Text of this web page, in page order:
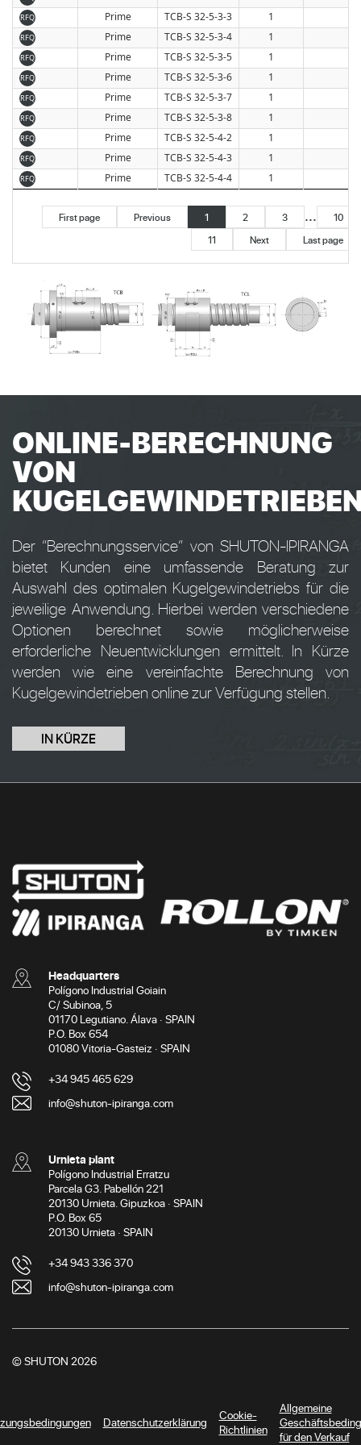
RFQ Prime TCB-S 32-5-3-3 1
RFQ Prime TCB-S 32-5-3-4 1
RFQ Prime TCB-S 32-5-3-5 1
RFQ Prime TCB-S 32-5-3-6 1
RFQ Prime TCB-S 32-5-3-7 1
RFQ Prime TCB-S 32-5-3-8 1
RFQ Prime TCB-S 32-5-4-2 1
RFQ Prime TCB-S 32-5-4-3 1
RFQ Prime TCB-S 32-5-4-4 1
First page Previous 1 2 3 ...
10
11
Next Last page
ONLINE-BERECHNUNG
VON
Der “Berechnungsservice” von SHUTON-IPIRANGA
bietet Kunden eine umfassende Beratung zur
Auswahl des optimalen Kugelgewindetriebs für die
jeweilige Anwendung. Hierbei werden verschiedene
Optionen berechnet sowie möglicherweise
erforderliche Neuentwicklungen ermittelt. In Kürze
werden wie eine vereinfachte Berechnung von
Kugelgewindetrieben online zur Verfügung stellen.
IN KÜRZE
Headquarters
Polígono Industrial Goiain
C/ Subinoa, 5
01170 Legutiano. Álava · SPAIN
P.O. Box 654
01080 Vitoria-Gasteiz · SPAIN
+34 945 465 629
info@shuton-ipiranga.com
Urnieta plant
Polígono Industrial Erratzu
Parcela G3. Pabellón 221
20130 Urnieta. Gipuzkoa · SPAIN
P.O. Box 65
20130 Urnieta · SPAIN
+34 943 336 370
info@shuton-ipiranga.com
© SHUTON 2026
Datenschutzerklärung
Cookie-
Richtlinien
Allgemeine
für den Verkauf